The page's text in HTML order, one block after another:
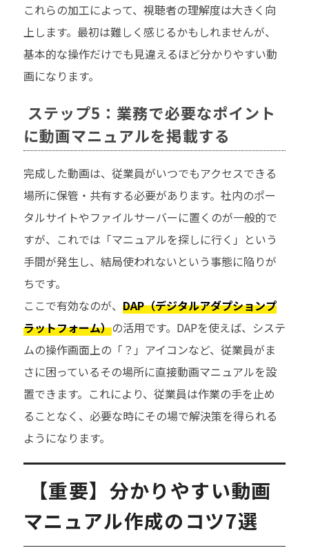
これらの加工によって、視聴者の理解度は大きく向
上します。最初は難しく感じるかもしれませんが、
基本的な操作だけでも見違えるほど分かりやすい動
画になります。
ステップ5：業務で必要なポイント
に動画マニュアルを掲載する
完成した動画は、従業員がいつでもアクセスできる
場所に保管・共有する必要があります。社内のポー
タルサイトやファイルサーバーに置くのが一般的で
すが、これでは「マニュアルを探しに行く」という
手間が発生し、結局使われないという事態に陥りが
ちです。
ここで有効なのが、 DAP（デジタルアダプションプ
ラットフォーム）の活用です。DAPを使えば、システ
ムの操作画面上の「？」アイコンなど、従業員がま
さに困っているその場所に直接動画マニュアルを設
置できます。これにより、従業員は作業の手を止め
ることなく、必要な時にその場で解決策を得られる
ようになります。
【重要】分かりやすい動画
マニュアル作成のコツ7選